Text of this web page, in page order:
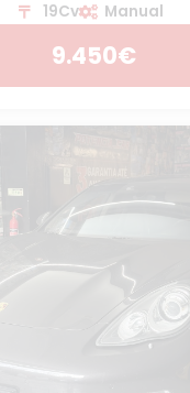
19Cv
Manual
9.450€